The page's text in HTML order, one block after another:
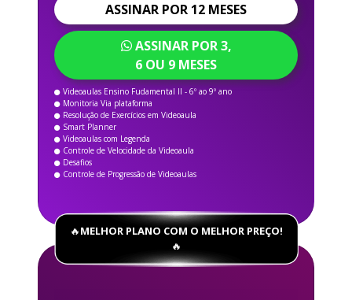
ASSINAR POR 12 MESES
ASSINAR POR 3,
6 OU 9 MESES
Videoaulas Ensino Fudamental II - 6º ao 9º ano
Monitoria Via plataforma
Resolução de Exercícios em Videoaula
Smart Planner
Videoaulas com Legenda
Controle de Velocidade da Videoaula
Desafios
Controle de Progressão de Videoaulas
🔥MELHOR PLANO COM O MELHOR PREÇO!
🔥